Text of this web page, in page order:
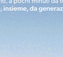
1 Agosto 2026
oltre
d’Italia: